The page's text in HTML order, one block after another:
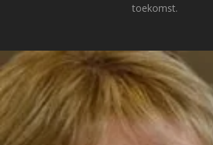
toekomst.